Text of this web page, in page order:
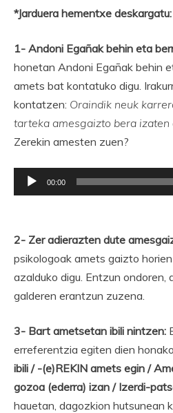
*Jarduera hementxe deskargatu:
1- Andoni Egañak behin eta
honetan Andoni Egañak behin
amets bat kontatuko digu.
kontatzen: Oraindik neuk
tarteka amesgaizto bera izaten
Zerekin amesten zuen?
Soinu
erreproduzigailua
00:00
2- Zer adierazten dute
psikologoak amets gaizto
azalduko digu. Entzun ondoren,
galderen erantzun zuzena.
3- Bart ametsetan ibili nintzen:
erreferentzia egiten dien
ibili / -(e)REKIN amets egin /
gozoa (ederra) izan / Izerdi-
hauetan, dagozkion hutsunean